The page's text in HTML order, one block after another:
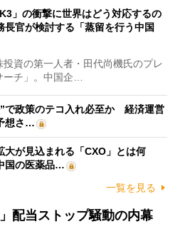
」の衝撃に世界はどう対応するの
官が検討する「蒸留を行う中国
資の第一人者・田代尚機氏のプレ
ーチ」。中国企…
で政策のテコ入れ必至か 経済運営
想さ…
大が見込まれる「CXO」とは何
国の医薬品…
一覧を見る
配当ストップ騒動の内幕